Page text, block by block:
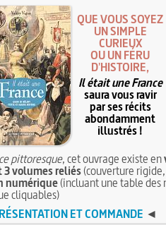
QUE VOUS SOYEZ
UN SIMPLE
CURIEUX
OU UN FÉRU
D'HISTOIRE,
Il était une France
saura vous ravir
par ses récits
abondamment
illustrés !
pittoresque, cet ouvrage existe en
volumes reliés(couverture
numérique(incluant une table des
cliquables)
ET COMMANDE ◄